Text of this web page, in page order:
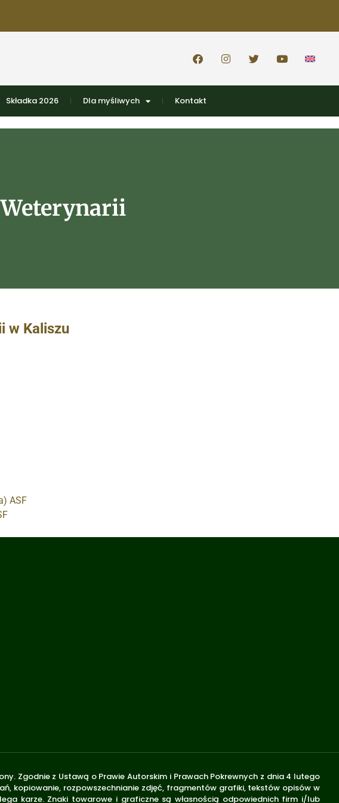
Składka 2026 Dla myśliwych Kontakt
w Kaliszu
ASF
Zgodnie z Ustawą o Prawie Autorskim i Prawach Pokrewnych z dnia 4 lutego
kopiowanie, rozpowszechnianie zdjęć, fragmentów grafiki, tekstów opisów w
karze. Znaki towarowe i graficzne są własnością odpowiednich firm i/lub